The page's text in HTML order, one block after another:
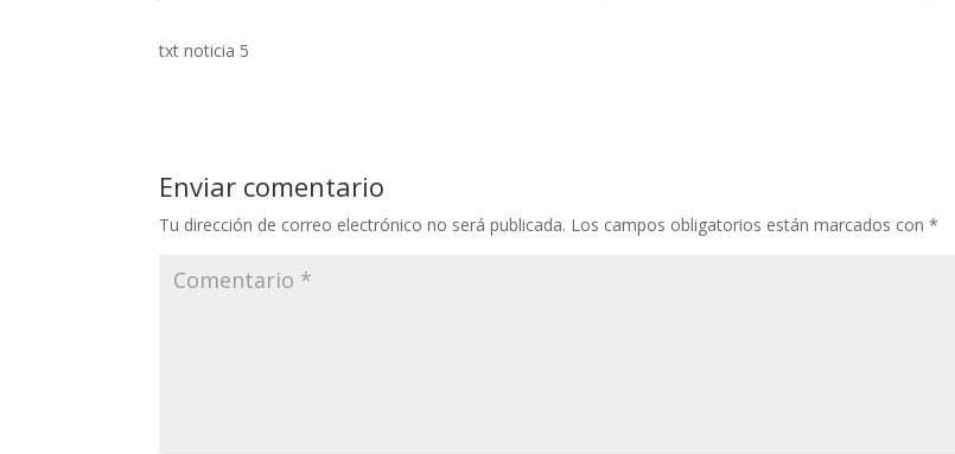
txt noticia 5
Enviar comentario
Tu dirección de correo electrónico no será publicada. Los campos obligatorios están marcados con*